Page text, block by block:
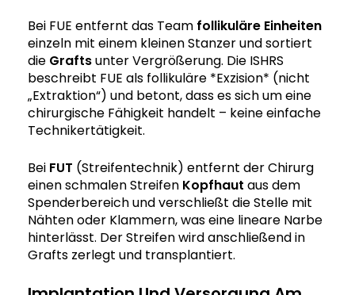
Bei FUE entfernt das Team follikuläre Einheiten
einzeln mit einem kleinen Stanzer und sortiert
die Graftsunter Vergrößerung. Die ISHRS
beschreibt FUE als follikuläre *Exzision* (nicht
„Extraktion“) und betont, dass es sich um eine
chirurgische Fähigkeit handelt – keine einfache
Technikertätigkeit.
Bei FUT (Streifentechnik) entfernt der Chirurg
einen schmalen Streifen Kopfhaut aus dem
Spenderbereich und verschließt die Stelle mit
Nähten oder Klammern, was eine lineare Narbe
hinterlässt. Der Streifen wird anschließend in
Grafts zerlegt und transplantiert.